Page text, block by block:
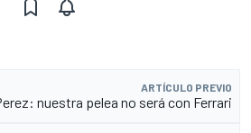
ARTÍCULO PREVIO
nuestra pelea no será con Ferrari